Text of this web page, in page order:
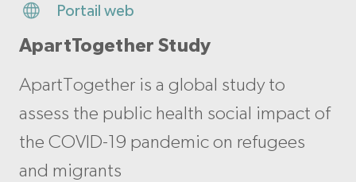
Portail web
ApartTogether Study
ApartTogether is a global study to
assess the public health social impact of
the COVID-19 pandemic on refugees
and migrants